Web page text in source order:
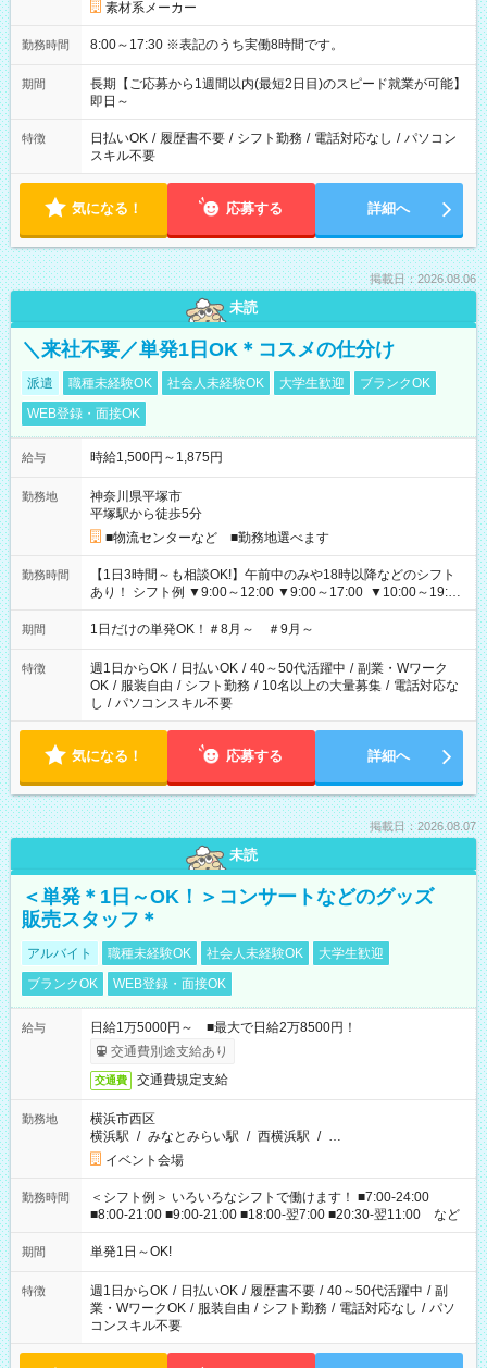
素材系メーカー
勤務時間 8:00～17:30 ※表記のうち実働8時間です。
期間
長期【ご応募から1週間以内(最短2日目)のスピード就業が可能】
即日～
特徴 日払いOK / 履歴書不要 / シフト勤務 / 電話対応なし / パソコン
スキル不要
気になる！ 応募する 詳細へ
掲載日：2026.08.06
未読
＼来社不要／単発1日OK＊コスメの仕分け
派遣 職種未経験OK 社会人未経験OK 大学生歓迎
ブランクOK
WEB登録・面接OK
給与 時給1,500円～1,875円
勤務地
神奈川県平塚市
平塚駅から徒歩5分
■物流センターなど ■勤務地選べます
勤務時間
【1日3時間～も相談OK!】午前中のみや18時以降などのシフト
あり！ シフト例 ▼9:00～12:00 ▼9:00～17:00 ▼10:00～19:00
▼18:00～21:00
期間 1日だけの単発OK！＃8月～ ＃9月～
特徴 週1日からOK / 日払いOK / 40～50代活躍中 / 副業・Wワーク
OK / 服装自由 / シフト勤務 / 10名以上の大量募集 / 電話対応な
し / パソコンスキル不要
気になる！ 応募する 詳細へ
掲載日：2026.08.07
未読
＜単発＊1日～OK！＞コンサートなどのグッズ
販売スタッフ＊
アルバイト 職種未経験OK 社会人未経験OK
大学生歓迎
ブランクOK
WEB登録・面接OK
給与
日給1万5000円～ ■最大で日給2万8500円！
交通費別途支給あり
交通費 交通費規定支給
勤務地
横浜市西区
横浜駅 / みなとみらい駅 / 西横浜駅 / …
イベント会場
勤務時間
＜シフト例＞ いろいろなシフトで働けます！ ■7:00-24:00
■8:00-21:00 ■9:00-21:00 ■18:00-翌7:00 ■20:30-翌11:00 など
期間 単発1日～OK!
特徴 週1日からOK / 日払いOK / 履歴書不要 / 40～50代活躍中 / 副
業・WワークOK / 服装自由 / シフト勤務 / 電話対応なし / パソ
コンスキル不要